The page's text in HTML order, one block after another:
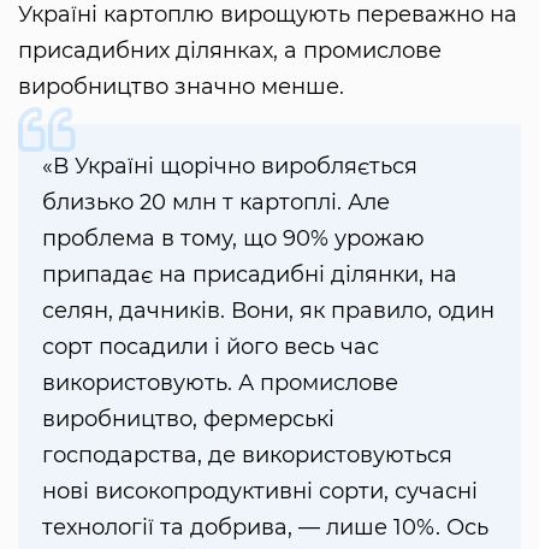
Україні картоплю вирощують переважно на
присадибних ділянках, а промислове
виробництво значно менше.
«В Україні щорічно виробляється
близько 20 млн т картоплі. Але
проблема в тому, що 90% урожаю
припадає на присадибні ділянки, на
селян, дачників. Вони, як правило, один
сорт посадили і його весь час
використовують. А промислове
виробництво, фермерські
господарства, де використовуються
нові високопродуктивні сорти, сучасні
технології та добрива, — лише 10%. Ось